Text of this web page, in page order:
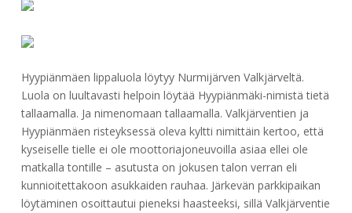
Hyypiänmäen lippaluola löytyy Nurmijärven Valkjärveltä.
Luola on luultavasti helpoin löytää Hyypiänmäki-nimistä tietä
tallaamalla. Ja nimenomaan tallaamalla. Valkjärventien ja
Hyypiänmäen risteyksessä oleva kyltti nimittäin kertoo, että
kyseiselle tielle ei ole moottoriajoneuvoilla asiaa ellei ole
matkalla tontille – asutusta on jokusen talon verran eli
kunnioitettakoon asukkaiden rauhaa. Järkevän parkkipaikan
löytäminen osoittautui pieneksi haasteeksi, sillä Valkjärventie